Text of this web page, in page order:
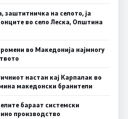
заштитничка на селото, ја
во село Леска, Општина
во Македонија најмногу
настан кај Карпалак во
македонски бранители
бараат системски
производство